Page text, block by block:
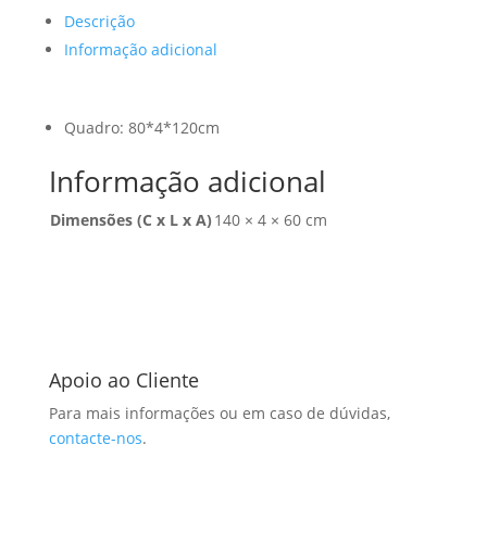
Descrição
Informação adicional
Quadro: 80*4*120cm
Informação adicional
Dimensões (C x L x A) 140 × 4 × 60 cm
Apoio ao Cliente
Para mais informações ou em caso de dúvidas,
contacte-nos.